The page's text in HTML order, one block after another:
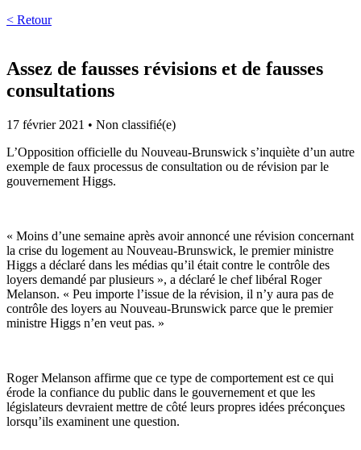
< Retour
Assez de fausses révisions et de fausses
consultations
17 février 2021 • Non classifié(e)
L’Opposition officielle du Nouveau-Brunswick s’inquiète d’un autre
exemple de faux processus de consultation ou de révision par le
gouvernement Higgs.
« Moins d’une semaine après avoir annoncé une révision concernant
la crise du logement au Nouveau-Brunswick, le premier ministre
Higgs a déclaré dans les médias qu’il était contre le contrôle des
loyers demandé par plusieurs », a déclaré le chef libéral Roger
Melanson. « Peu importe l’issue de la révision, il n’y aura pas de
contrôle des loyers au Nouveau-Brunswick parce que le premier
ministre Higgs n’en veut pas. »
Roger Melanson affirme que ce type de comportement est ce qui
érode la confiance du public dans le gouvernement et que les
législateurs devraient mettre de côté leurs propres idées préconçues
lorsqu’ils examinent une question.